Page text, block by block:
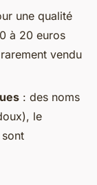
une qualité
à 20 euros
vendu
: des noms
le
sont